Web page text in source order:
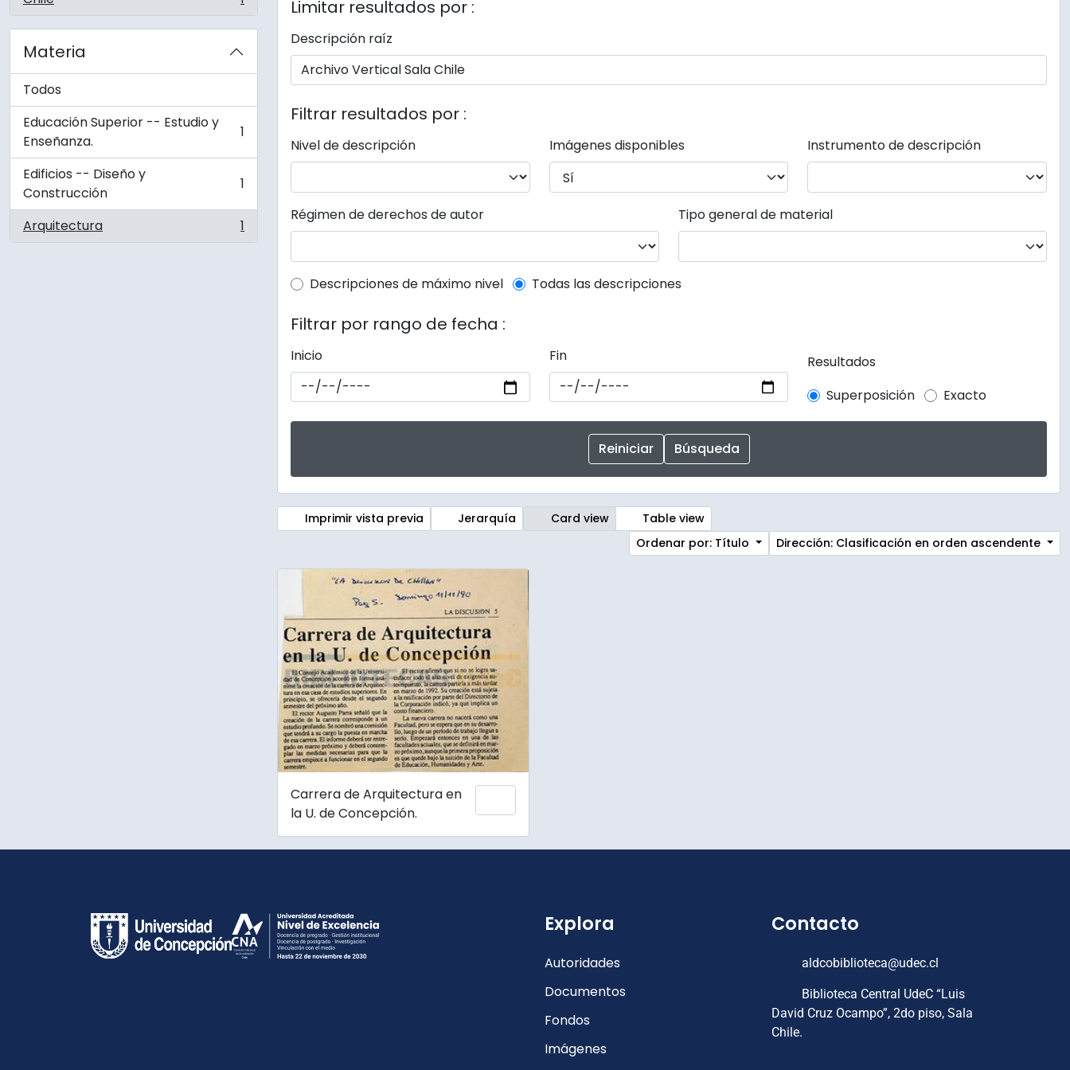
, 1 resultados
Materia
Todos
Educación Superior -- Estudio y
Enseñanza.
, 1 resultados 1
Edificios -- Diseño y
Construcción
, 1 resultados 1
Arquitectura
, 1 resultados 1
Limitar resultados por :
Descripción raíz
Filtrar resultados por :
Nivel de descripción Imágenes disponibles Instrumento de descripción
Régimen de derechos de autor Tipo general de material
Top-level description filter
Descripciones de máximo nivel Todas las descripciones
Filtrar por rango de fecha :
Inicio Fin
Resultados
Superposición
Exacto
Imprimir vista previa Jerarquía Card view
Table view
Ordenar por: Título
Dirección: Clasificación en orden ascendente
Carrera de Arquitectura en
la U. de Concepción.
Explora
Autoridades
Documentos
Fondos
Imágenes
Contacto
aldcobiblioteca@udec.cl
Biblioteca Central UdeC “Luis
David Cruz Ocampo”, 2do piso, Sala
Chile.